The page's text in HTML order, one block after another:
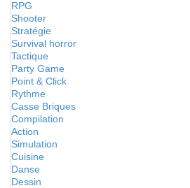
RPG
Shooter
Stratégie
Survival horror
Tactique
Party Game
Point & Click
Rythme
Casse Briques
Compilation
Action
Simulation
Cuisine
Danse
Dessin